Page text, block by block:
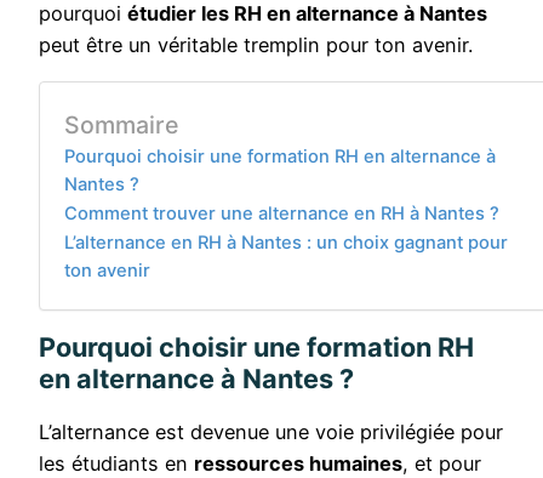
pourquoi étudier les RH en alternance à Nantes
peut être un véritable tremplin pour ton avenir.
Sommaire
Pourquoi choisir une formation RH en alternance à
Nantes ?
Comment trouver une alternance en RH à Nantes ?
L’alternance en RH à Nantes : un choix gagnant pour
ton avenir
Pourquoi choisir une formation RH
en alternance à Nantes ?
L’alternance est devenue une voie privilégiée pour
les étudiants en ressources humaines, et pour